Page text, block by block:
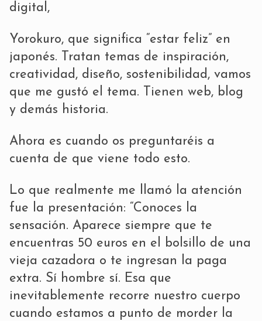
digital,
Yorokuro, que significa “estar feliz” en
japonés. Tratan temas de inspiración,
creatividad, diseño, sostenibilidad, vamos
que me gustó el tema. Tienen web, blog
y demás historia.
Ahora es cuando os preguntaréis a
cuenta de que viene todo esto.
Lo que realmente me llamó la atención
fue la presentación: “Conoces la
sensación. Aparece siempre que te
encuentras 50 euros en el bolsillo de una
vieja cazadora o te ingresan la paga
extra. Sí hombre sí. Esa que
inevitablemente recorre nuestro cuerpo
cuando estamos a punto de morder la